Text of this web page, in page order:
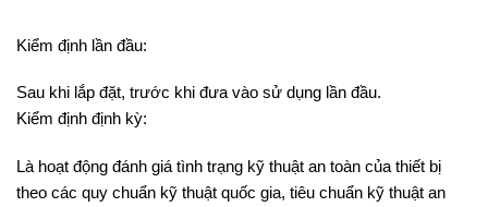
Kiểm định lần đầu:
Sau khi lắp đặt, trước khi đưa vào sử dụng lần đầu.
Kiểm định định kỳ:
Là hoạt động đánh giá tình trạng kỹ thuật an toàn của thiết bị
theo các quy chuẩn kỹ thuật quốc gia, tiêu chuẩn kỹ thuật an